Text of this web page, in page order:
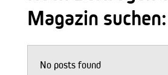
Magazin suchen:
No posts found